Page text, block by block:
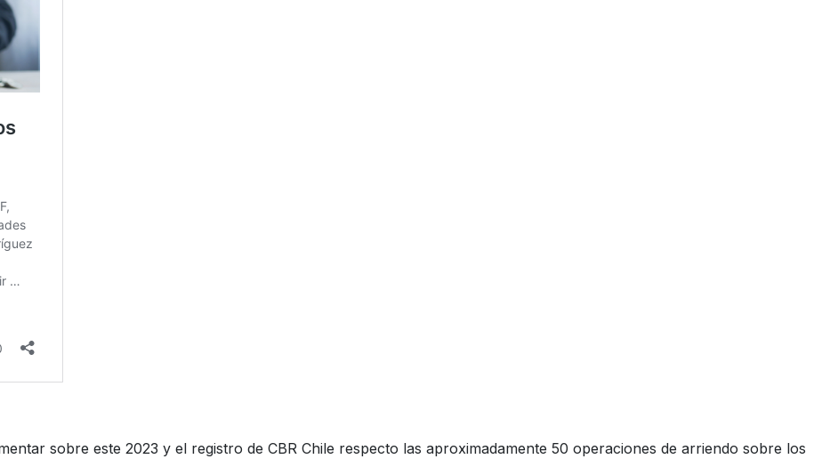
sobre este 2023 y el registro de CBR Chile respecto las aproximadamente 50 operaciones de arriendo sobre los